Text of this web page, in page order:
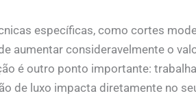
específicas, como cortes
aumentar consideravelmente o
é outro ponto importante:
de luxo impacta diretamente no